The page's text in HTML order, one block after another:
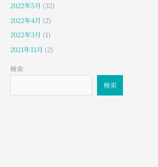
2022年5月 (32)
2022年4月 (2)
2022年3月 (1)
2021年11月 (2)
検索
検索